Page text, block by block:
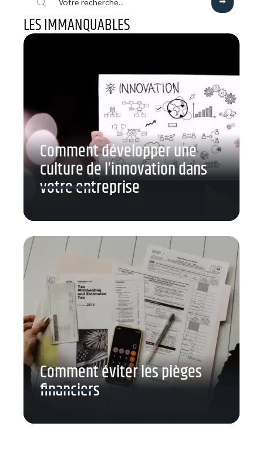
LES IMMANQUABLES
Comment développer une
culture de l’innovation dans
votre entreprise
Comment éviter les pièges
financiers